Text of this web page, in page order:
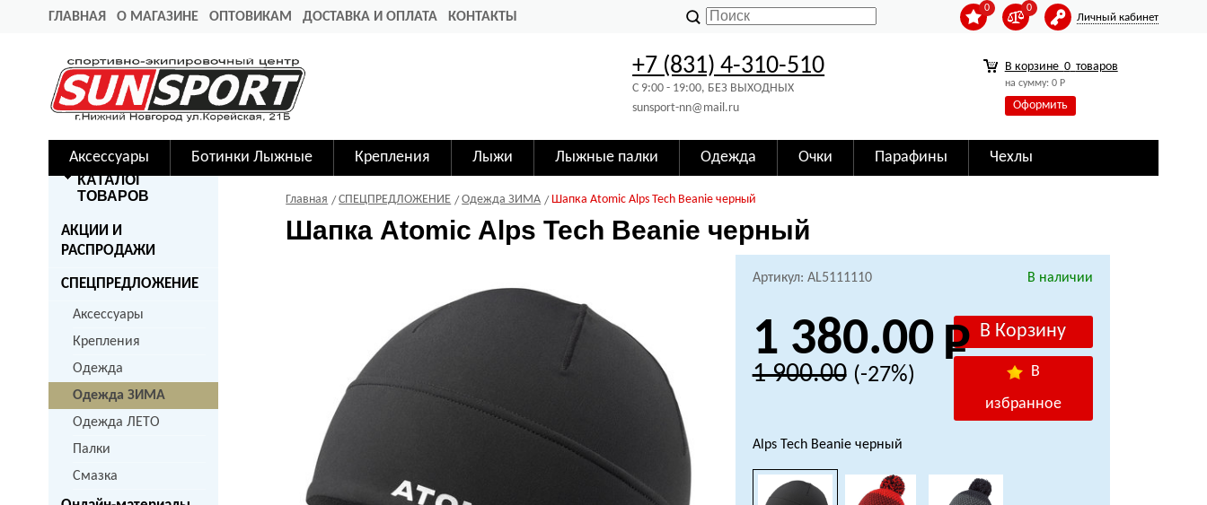
ГЛАВНАЯ О МАГАЗИНЕ ОПТОВИКАМ ДОСТАВКА И ОПЛАТА КОНТАКТЫ Личный кабинет
0
0
+7 (831) 4-310-510
C 9:00 - 19:00, БЕЗ ВЫХОДНЫХ
sunsport-nn@mail.ru
В корзине 0 товаров
на сумму: 0Р
Оформить
Аксессуары Ботинки Лыжные Крепления Лыжи Лыжные палки Одежда Очки Парафины Чехлы
КАТАЛОГ
ТОВАРОВ
АКЦИИ И
РАСПРОДАЖИ
СПЕЦПРЕДЛОЖЕНИЕ
Аксессуары
Крепления
Одежда
Одежда ЗИМА
Одежда ЛЕТО
Палки
Смазка
Главная СПЕЦПРЕДЛОЖЕНИЕ Одежда ЗИМА Шапка Atomic Alps Tech Beanie черный
Шапка Atomic Alps Tech Beanie черный
Артикул: AL5111110 В наличии
1 380.00
1 900.00 (-27%)
В
избранное
Alps Tech Beanie черный